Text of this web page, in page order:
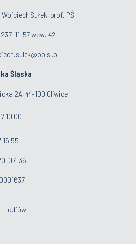
Sułek, prof. PŚ
11-57 wew. 42
Śląska
2A, 44-100 Gliwice
10 00
16 55
07-36
mediów